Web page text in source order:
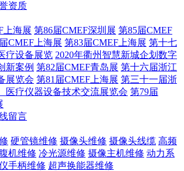
资质
上海展 第86届CMEF深圳展 第85届CMEF
CMEF上海展 第83届CMEF上海展 第十七
疗设备展览 2020年衢州智慧新城企划数字
新案例 第82届CMEF青岛展 第十六届浙江
展览会 第81届CMEF上海展 第三十一届浙
医疗仪器设备技术交流展览会 第79届
留言
硬管镜维修 摄像头维修 摄像头线缆 高频
机维修 冷光源维修 摄像主机维修 动力系
手柄维修 超声换能器维修